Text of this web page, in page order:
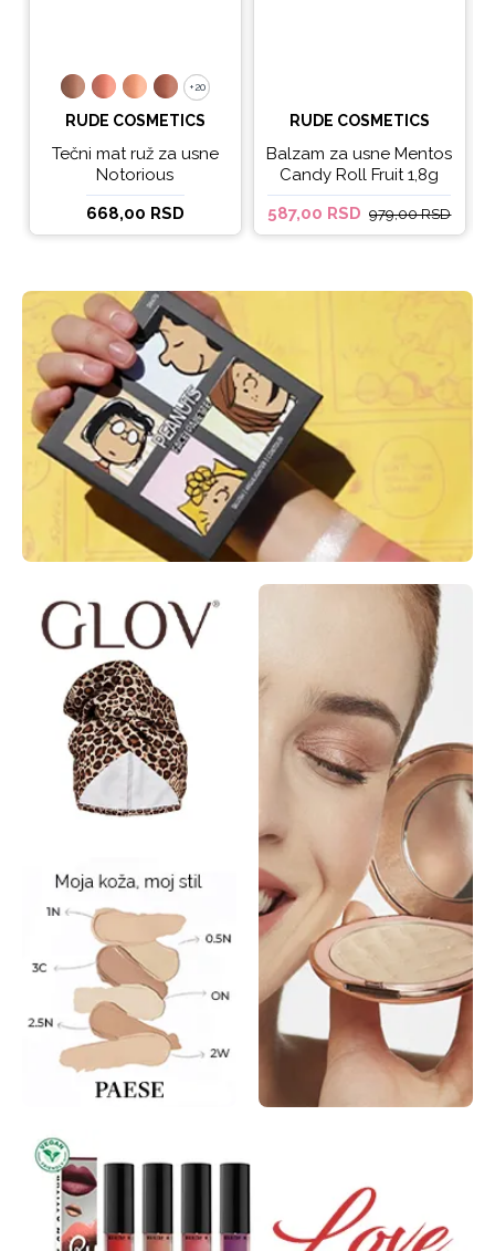
+20
+20
RUDE COSMETICS
Tečni mat ruž za usne
Notorious
668,00 RSD
RUDE COSMETICS
Balzam za usne Mentos
Candy Roll Fruit 1,8g
587,00 RSD 979,00 RSD